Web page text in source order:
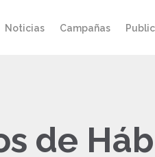
Noticias Campañas
de